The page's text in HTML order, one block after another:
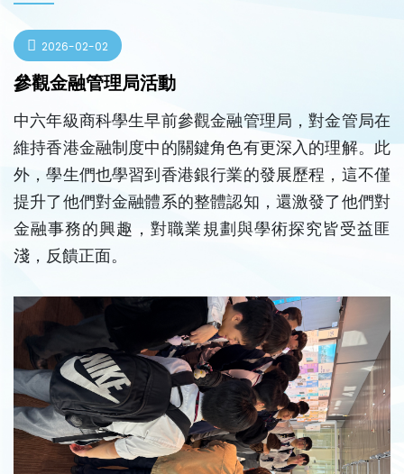
2026-02-02
參觀金融管理局活動
中六年級商科學生早前參觀金融管理局，對金管局在
維持香港金融制度中的關鍵角色有更深入的理解。此
外，學生們也學習到香港銀行業的發展歷程，這不僅
提升了他們對金融體系的整體認知，還激發了他們對
金融事務的興趣，對職業規劃與學術探究皆受益匪
淺，反饋正面。